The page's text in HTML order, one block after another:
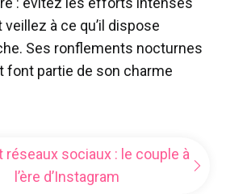
à ce qu’il dispose
Ses ronflements nocturnes
font partie de son charme
réseaux sociaux : le couple à
l’ère d’Instagram